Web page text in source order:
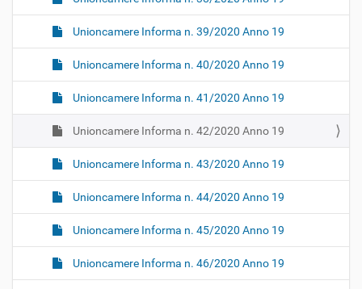
Unioncamere Informa n. 39/2020 Anno 19
Unioncamere Informa n. 40/2020 Anno 19
Unioncamere Informa n. 41/2020 Anno 19
Unioncamere Informa n. 42/2020 Anno 19
Unioncamere Informa n. 43/2020 Anno 19
Unioncamere Informa n. 44/2020 Anno 19
Unioncamere Informa n. 45/2020 Anno 19
Unioncamere Informa n. 46/2020 Anno 19